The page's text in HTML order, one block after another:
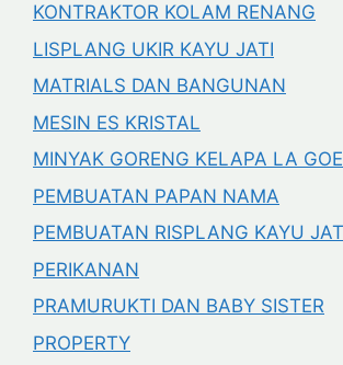
KONTRAKTOR KOLAM RENANG
LISPLANG UKIR KAYU JATI
MATRIALS DAN BANGUNAN
MESIN ES KRISTAL
MINYAK GORENG KELAPA LA
PEMBUATAN PAPAN NAMA
PEMBUATAN RISPLANG KAYU
PERIKANAN
PRAMURUKTI DAN BABY SISTER
PROPERTY